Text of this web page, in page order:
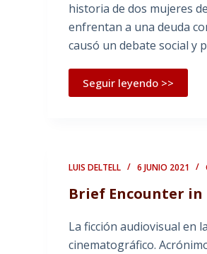
historia de dos mujeres
enfrentan a una deuda
causó un debate social y
Seguir leyendo >>
LUIS DELTELL 6 JUNIO 2021
Brief Encounter
La ficción audiovisual en
cinematográfico.